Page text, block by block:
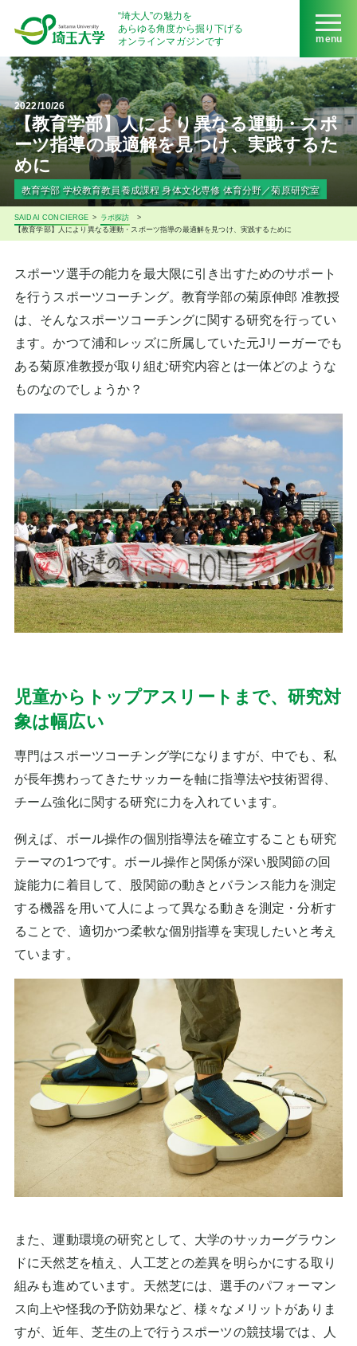
“埼大人”の魅力を
あらゆる角度から掘り下げる
オンラインマガジンです
menu
2022/10/26
【教育学部】人により異なる運動・スポ
ーツ指導の最適解を見つけ、実践するた
めに
教育学部 学校教育教員養成課程 身体文化専修 体育分野／菊原研究室
SAIDAI CONCIERGE > ラボ探訪
>
【教育学部】人により異なる運動・スポーツ指導の最適解を見つけ、実践するために
スポーツ選手の能力を最大限に引き出すためのサポート
を行うスポーツコーチング。教育学部の菊原伸郎 准教授
は、そんなスポーツコーチングに関する研究を行ってい
ます。かつて浦和レッズに所属していた元Jリーガーでも
ある菊原准教授が取り組む研究内容とは一体どのような
ものなのでしょうか？
児童からトップアスリートまで、研究対
象は幅広い
専門はスポーツコーチング学になりますが、中でも、私
が長年携わってきたサッカーを軸に指導法や技術習得、
チーム強化に関する研究に力を入れています。
例えば、ボール操作の個別指導法を確立することも研究
テーマの1つです。ボール操作と関係が深い股関節の回
旋能力に着目して、股関節の動きとバランス能⼒を測定
する機器を⽤いて人によって異なる動きを測定・分析す
ることで、適切かつ柔軟な個別指導を実現したいと考え
ています。
また、運動環境の研究として、大学のサッカーグラウン
ドに天然芝を植え、人工芝との差異を明らかにする取り
組みも進めています。天然芝には、選手のパフォーマン
ス向上や怪我の予防効果など、様々なメリットがありま
すが、近年、芝生の上で行うスポーツの競技場では、人